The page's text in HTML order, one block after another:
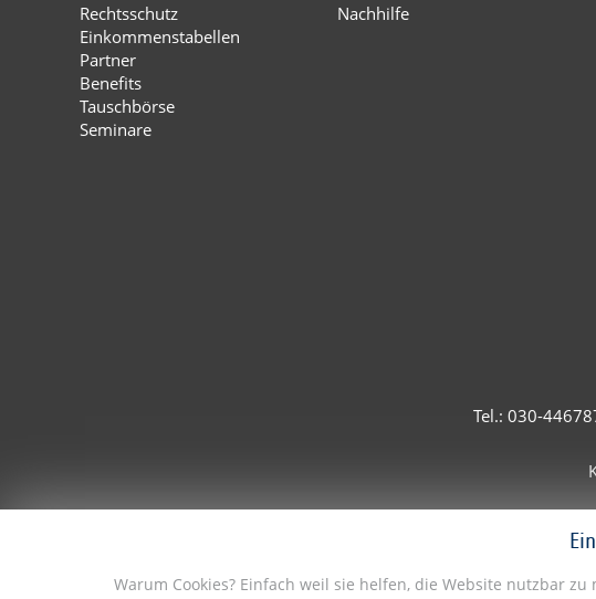
Rechtsschutz
Einkommenstabellen
Partner
Benefits
Tauschbörse
Seminare
Nachhilfe
Tel.: 030-
Warum Cookies? Einfach weil sie helfen, die Website nutzbar